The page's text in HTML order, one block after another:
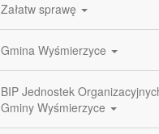
Załatw sprawę
Gmina Wyśmierzyce
BIP Jednostek
Gminy Wyśmierzyce